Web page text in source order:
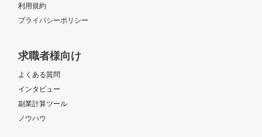
利用規約
プライバシーポリシー
求職者様向け
よくある質問
インタビュー
副業計算ツール
ノウハウ